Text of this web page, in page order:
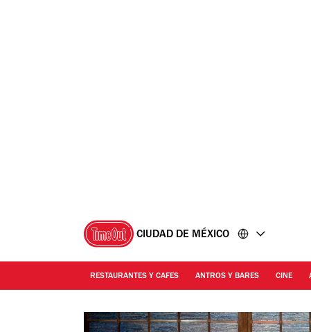
CIUDAD DE MÉXICO
RESTAURANTES Y CAFES ANTROS Y BARES CINE